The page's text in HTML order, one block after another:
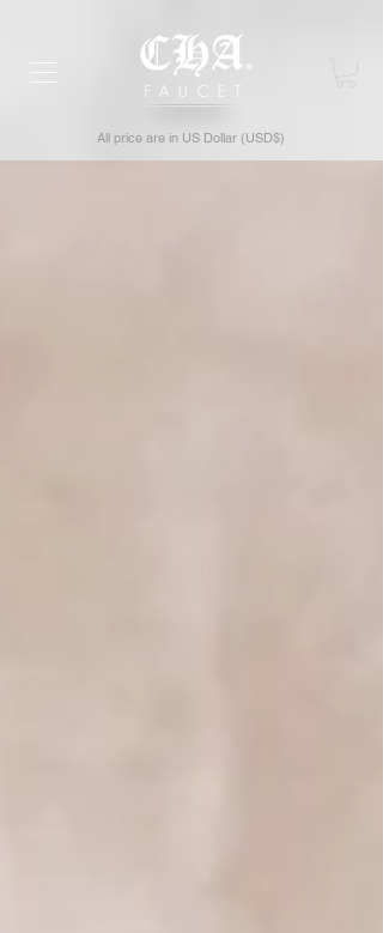
All price are in US Dollar (USD$)